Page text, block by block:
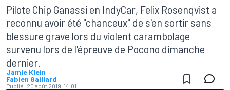
Pilote Chip Ganassi en IndyCar, Felix Rosenqvist a
reconnu avoir été "chanceux" de s'en sortir sans
blessure grave lors du violent carambolage
survenu lors de l'épreuve de Pocono dimanche
dernier.
Jamie Klein
Fabien Gaillard
Publié: 20 août 2019, 14:01